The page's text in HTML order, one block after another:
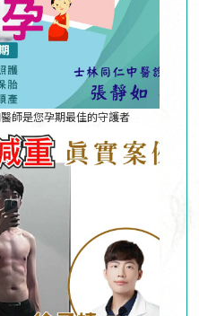
師是您孕期最佳的守護者